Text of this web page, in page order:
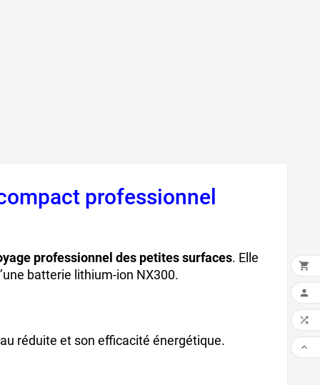
professionnel
professionnel des petites surfaces. Elle
batterie lithium-ion NX300.
réduite et son efficacité énergétique.



